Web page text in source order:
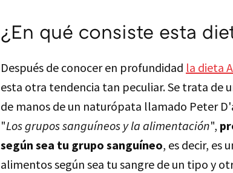
¿En qué consiste esta
Después de conocer en profundidad la dieta
esta otra tendencia tan peculiar. Se trata de
de manos de un naturópata llamado Peter
"Los grupos sanguíneos y la alimentación",
según sea tu grupo sanguíneo, es decir, es
alimentos según sea tu sangre de un tipo y